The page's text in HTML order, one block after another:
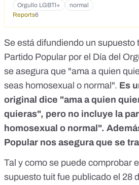
Orgullo LGBTI+
normal
Reports6
Se está difundiendo un supuesto
Partido Popular por el Día del
se asegura que "ama a quien
seas homosexual o normal". Es
original dice "ama a quien
quieras", pero no incluye la
homosexual o normal".
Popular nos asegura que se
Tal y como se puede comprobar
supuesto tuit fue publicado el 28